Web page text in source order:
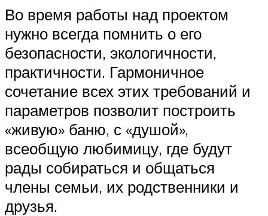
Во время работы над проектом
нужно всегда помнить о его
безопасности, экологичности,
практичности. Гармоничное
сочетание всех этих требований и
параметров позволит построить
«живую» баню, с «душой»,
всеобщую любимицу, где будут
рады собираться и общаться
члены семьи, их родственники и
друзья.